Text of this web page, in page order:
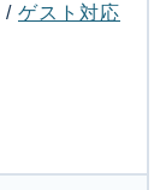
/ ゲスト対応